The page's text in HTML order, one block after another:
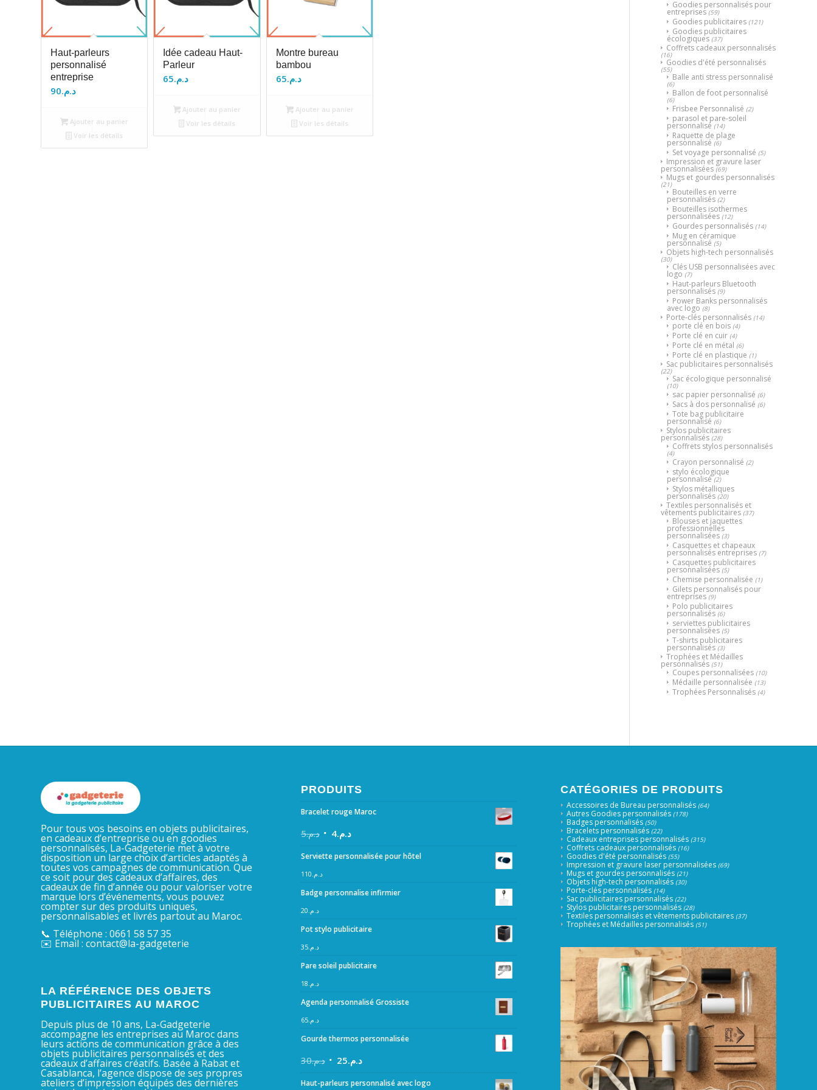
Haut-parleurs
personnalisé
entreprise
د.م.90
Ajouter au panier
Voir les détails
Idée cadeau Haut-
Parleur
د.م.65
Ajouter au panier
Voir les détails
Montre bureau
bambou
د.م.65
Ajouter au panier
Voir les détails
Goodies personnalisés pour
entreprises (59)
Goodies publicitaires (121)
Goodies publicitaires
écologiques (37)
Coffrets cadeaux personnalisés
(16)
Goodies d'été personnalisés
(55)
Balle anti stress personnalisé
(6)
Ballon de foot personnalisé
(6)
Frisbee Personnalisé (2)
parasol et pare-soleil
personnalisé (14)
Raquette de plage
personnalisé (6)
Set voyage personnalisé (5)
Impression et gravure laser
personnalisées (69)
Mugs et gourdes personnalisés
(21)
Bouteilles en verre
personnalisés (2)
Bouteilles isothermes
personnalisées (12)
Gourdes personnalisés (14)
Mug en céramique
personnalisé (5)
Objets high-tech personnalisés
(30)
Clés USB personnalisées avec
logo (7)
Haut-parleurs Bluetooth
personnalisés (9)
Power Banks personnalisés
avec logo (8)
Porte-clés personnalisés (14)
porte clé en bois (4)
Porte clé en cuir (4)
Porte clé en métal (6)
Porte clé en plastique (1)
Sac publicitaires personnalisés
(22)
Sac écologique personnalisé
(10)
sac papier personnalisé (6)
Sacs à dos personnalisé (6)
Tote bag publicitaire
personnalisé (6)
Stylos publicitaires
personnalisés (28)
Coffrets stylos personnalisés
(4)
Crayon personnalisé (2)
stylo écologique
personnalisé (2)
Stylos métalliques
personnalisés (20)
Textiles personnalisés et
vêtements publicitaires (37)
Blouses et jaquettes
professionnelles
personnalisées (3)
Casquettes et chapeaux
personnalisés entreprises (7)
Casquettes publicitaires
personnalisées (5)
Chemise personnalisée (1)
Gilets personnalisés pour
entreprises (9)
Polo publicitaires
personnalisés (6)
serviettes publicitaires
personnalisées (5)
T-shirts publicitaires
personnalisés (3)
Trophées et Médailles
personnalisés (51)
Coupes personnalisées (10)
Médaille personnalisée (13)
Trophées Personnalisés (4)
Pour tous vos besoins en objets publicitaires,
en cadeaux d’entreprise ou en goodies
personnalisés, La-Gadgeterie met à votre
disposition un large choix d’articles adaptés à
toutes vos campagnes de communication. Que
ce soit pour des cadeaux d’affaires, des
cadeaux de fin d’année ou pour valoriser votre
marque lors d’événements, vous pouvez
compter sur des produits uniques,
personnalisables et livrés partout au Maroc.
📞 Téléphone : 0661 58 57 35
✉️ Email : contact@la-gadgeterie
LA RÉFÉRENCE DES OBJETS
PUBLICITAIRES AU MAROC
Depuis plus de 10 ans, La-Gadgeterie
accompagne les entreprises au Maroc dans
leurs actions de communication grâce à des
objets publicitaires personnalisés et des
cadeaux d’affaires créatifs. Basée à Rabat et
Casablanca, l’agence dispose de ses propres
ateliers d’impression équipés des dernières
PRODUITS
Bracelet rouge Maroc
د.م.5 د.م.4
Serviette personnalisée pour hôtel
د.م. 110
Badge personnalise infirmier
د.م. 20
Pot stylo publicitaire
د.م.35
Pare soleil publicitaire
د.م. 18
Agenda personnalisé Grossiste
د.م.65
Gourde thermos personnalisée
د.م.30 د.م.25
Haut-parleurs personnalisé avec logo
CATÉGORIES DE PRODUITS
Accessoires de Bureau personnalisés (64)
Autres Goodies personnalisés (178)
Badges personnalisés (50)
Bracelets personnalisés (22)
Cadeaux entreprises personnalisés (315)
Coffrets cadeaux personnalisés (16)
Goodies d'été personnalisés (55)
Impression et gravure laser personnalisées (69)
Mugs et gourdes personnalisés (21)
Objets high-tech personnalisés (30)
Porte-clés personnalisés (14)
Sac publicitaires personnalisés (22)
Stylos publicitaires personnalisés (28)
Textiles personnalisés et vêtements publicitaires (37)
Trophées et Médailles personnalisés (51)